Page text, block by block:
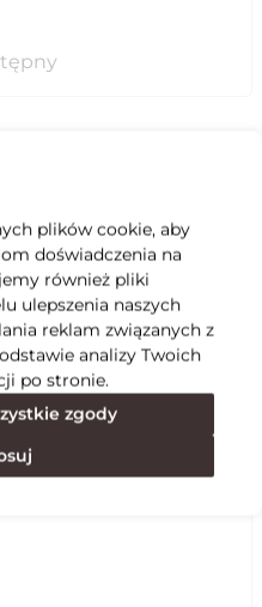
plików cookie, aby
doświadczenia na
również pliki
ulepszenia naszych
reklam związanych z
analizy Twoich
po stronie.
zgody